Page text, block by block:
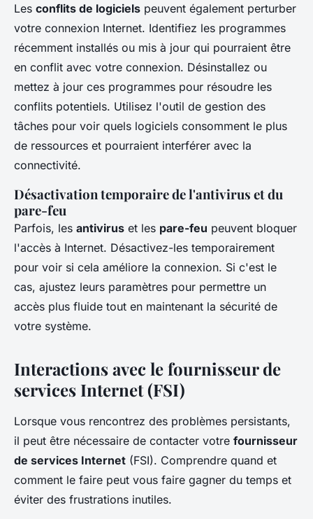
Les conflits de logiciels peuvent également perturber
votre connexion Internet. Identifiez les programmes
récemment installés ou mis à jour qui pourraient être
en conflit avec votre connexion. Désinstallez ou
mettez à jour ces programmes pour résoudre les
conflits potentiels. Utilisez l'outil de gestion des
tâches pour voir quels logiciels consomment le plus
de ressources et pourraient interférer avec la
connectivité.
Désactivation temporaire de l'antivirus et du
pare-feu
Parfois, les antivirus et les pare-feu peuvent bloquer
l'accès à Internet. Désactivez-les temporairement
pour voir si cela améliore la connexion. Si c'est le
cas, ajustez leurs paramètres pour permettre un
accès plus fluide tout en maintenant la sécurité de
votre système.
Interactions avec le fournisseur de
services Internet (FSI)
Lorsque vous rencontrez des problèmes persistants,
il peut être nécessaire de contacter votre fournisseur
de services Internet (FSI). Comprendre quand et
comment le faire peut vous faire gagner du temps et
éviter des frustrations inutiles.